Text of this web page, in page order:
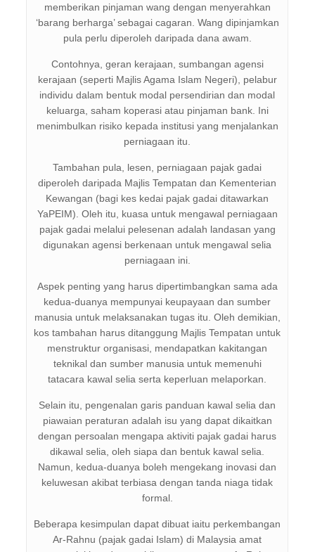
memberikan pinjaman wang dengan menyerahkan
‘barang berharga’ sebagai cagaran. Wang dipinjamkan
pula perlu diperoleh daripada dana awam.
Contohnya, geran kerajaan, sumbangan agensi
kerajaan (seperti Majlis Agama Islam Negeri), pelabur
individu dalam bentuk modal persendirian dan modal
keluarga, saham koperasi atau pinjaman bank. Ini
menimbulkan risiko kepada institusi yang menjalankan
perniagaan itu.
Tambahan pula, lesen, perniagaan pajak gadai
diperoleh daripada Majlis Tempatan dan Kementerian
Kewangan (bagi kes kedai pajak gadai ditawarkan
YaPEIM). Oleh itu, kuasa untuk mengawal perniagaan
pajak gadai melalui pelesenan adalah landasan yang
digunakan agensi berkenaan untuk mengawal selia
perniagaan ini.
Aspek penting yang harus dipertimbangkan sama ada
kedua-duanya mempunyai keupayaan dan sumber
manusia untuk melaksanakan tugas itu. Oleh demikian,
kos tambahan harus ditanggung Majlis Tempatan untuk
menstruktur organisasi, mendapatkan kakitangan
teknikal dan sumber manusia untuk memenuhi
tatacara kawal selia serta keperluan melaporkan.
Selain itu, pengenalan garis panduan kawal selia dan
piawaian peraturan adalah isu yang dapat dikaitkan
dengan persoalan mengapa aktiviti pajak gadai harus
dikawal selia, oleh siapa dan bentuk kawal selia.
Namun, kedua-duanya boleh mengekang inovasi dan
keluwesan akibat terbiasa dengan tanda niaga tidak
formal.
Beberapa kesimpulan dapat dibuat iaitu perkembangan
Ar-Rahnu (pajak gadai Islam) di Malaysia amat